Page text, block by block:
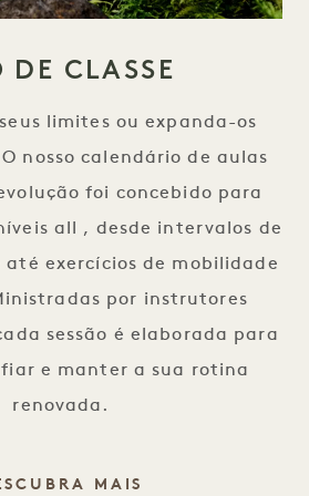
DE CLASSE
limites ou expanda-os
nosso calendário de aulas
foi concebido para
all , desde intervalos de
exercícios de mobilidade
por instrutores
sessão é elaborada para
e manter a sua rotina
renovada.
MAIS